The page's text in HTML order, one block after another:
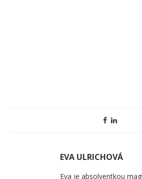
EVA ULRICHOVÁ
Eva je absolventkou